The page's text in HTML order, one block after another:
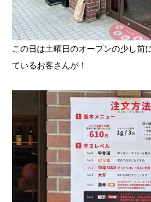
この日は土曜日のオープンの少し前
ているお客さんが！